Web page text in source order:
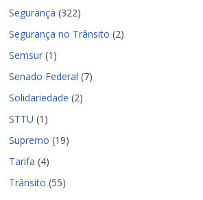
Segurança (322)
Segurança no Trânsito (2)
Semsur (1)
Senado Federal (7)
Solidariedade (2)
STTU (1)
Supremo (19)
Tarifa (4)
Trânsito (55)